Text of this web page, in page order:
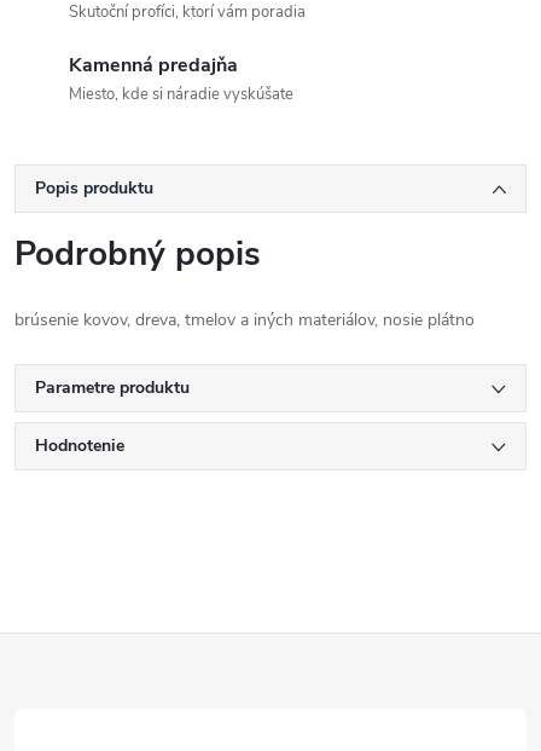
Skutoční profíci, ktorí vám poradia
Kamenná predajňa
Miesto, kde si náradie vyskúšate
Popis produktu
Podrobný popis
brúsenie kovov, dreva, tmelov a iných materiálov, nosie plátno
Parametre produktu
Hodnotenie